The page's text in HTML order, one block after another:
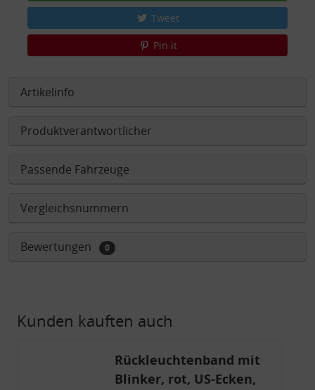
Tweet
Pin it
Artikelinfo
Produktverantwortlicher
Passende Fahrzeuge
Vergleichsnummern
Bewertungen 0
Kunden kauften auch
Rückleuchtenband mit
Blinker, rot, US-Ecken,